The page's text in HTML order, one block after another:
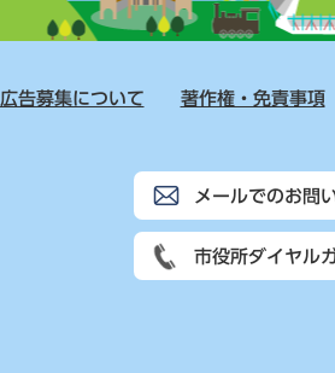
告募集について 著作権・免責事項
メールでのお問
市役所ダイヤル